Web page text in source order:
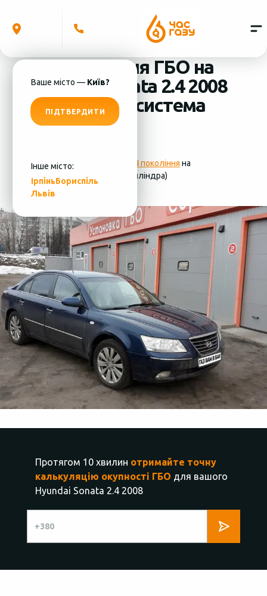
Ваше місто — Київ?
ПІДТВЕРДИТИ
Інше місто:
ІрпіньБориспіль
Львів
Встановлення ГБО на
Hyundai Sonata 2.4 2008
(4 циліндра) система
ГБО - KME
Фотографії установки ГБО 4 покоління на
Hyundai Sonata 2.4 2008 (4 циліндра)
Протягом 10 хвилин отримайте точну
калькуляцію окупності ГБО для вашого
Hyundai Sonata 2.4 2008